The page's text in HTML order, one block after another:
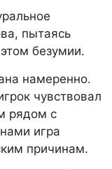
пытаясь
безумии.
намеренно.
чувствовал
рядом с
игра
причинам.